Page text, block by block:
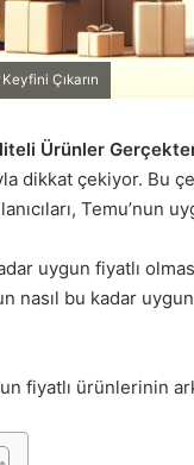
Çıkarın
Ürünler
dikkat çekiyor. Bu
Temu’nun
uygun fiyatlı
nasıl bu kadar
fiyatlı ürünlerinin